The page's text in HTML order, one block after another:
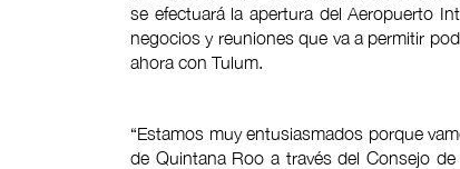
se efectuará la apertura del Aeropuerto
negocios y reuniones que va a permitir
ahora con Tulum.
“Estamos muy entusiasmados porque
de Quintana Roo a través del Consejo